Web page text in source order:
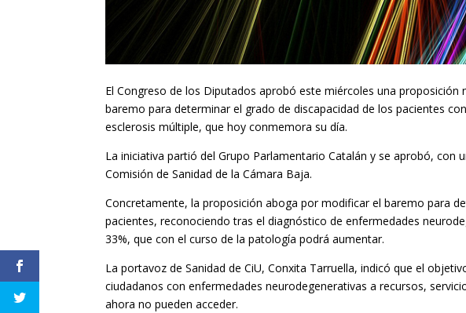
El Congreso de los Diputados aprobó este miércoles una
baremo para determinar el grado de discapacidad de los pacientes
esclerosis múltiple, que hoy conmemora su día.
La iniciativa partió del Grupo Parlamentario Catalán y se aprobó, con
Comisión de Sanidad de la Cámara Baja.
Concretamente, la proposición aboga por modificar el baremo para
pacientes, reconociendo tras el diagnóstico de enfermedades
33%, que con el curso de la patología podrá aumentar.
La portavoz de Sanidad de CiU, Conxita Tarruella, indicó que el
ciudadanos con enfermedades neurodegenerativas a recursos,
ahora no pueden acceder.